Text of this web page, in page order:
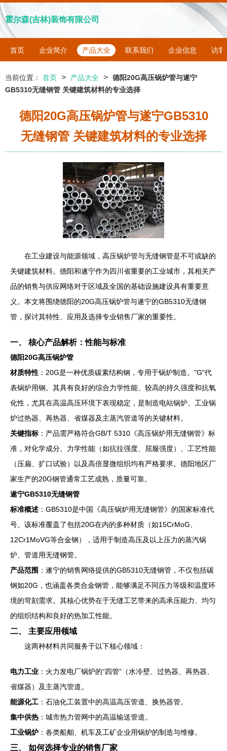
霍尔森(吉林)装饰有限公司
首页 企业简介 产品大全 联系我们 企业信息 访客
当前位置： 首页 > 产品大全 > 德阳20G高压锅炉管与遂宁
GB5310无缝钢管 关键建筑材料的专业选择
德阳20G高压锅炉管与遂宁GB5310
无缝钢管 关键建筑材料的专业选择
在工业建设与能源领域，高压锅炉管与无缝钢管是不可或缺的
关键建筑材料。德阳和遂宁作为四川省重要的工业城市，其相关产
品的销售与供应网络对于区域及全国的基础设施建设具有重要意
义。本文将围绕德阳的20G高压锅炉管与遂宁的GB5310无缝钢
管，探讨其特性、应用及选择专业销售厂家的重要性。
一、 核心产品解析：性能与标准
德阳20G高压锅炉管
材质特性 ：20G是一种优质碳素结构钢，专用于锅炉制造。"G"代
表锅炉用钢。其具有良好的综合力学性能、较高的持久强度和抗氧
化性，尤其在高温高压环境下表现稳定，是制造电站锅炉、工业锅
炉过热器、再热器、省煤器及主蒸汽管道等的关键材料。
关键指标 ：产品需严格符合GB/T 5310《高压锅炉用无缝钢管》标
准，对化学成分、力学性能（如抗拉强度、屈服强度）、工艺性能
（压扁、扩口试验）以及高倍显微组织均有严格要求。德阳地区厂
家生产的20G钢管通常工艺成熟，质量可靠。
遂宁GB5310无缝钢管
标准概述 ：GB5310是中国《高压锅炉用无缝钢管》的国家标准代
号。该标准覆盖了包括20G在内的多种材质（如15CrMoG、
12Cr1MoVG等合金钢），适用于制造高压及以上压力的蒸汽锅
炉、管道用无缝钢管。
产品范围 ：遂宁的销售网络提供的GB5310无缝钢管，不仅包括碳
钢如20G，也涵盖各类合金钢管，能够满足不同压力等级和温度环
境的苛刻需求。其核心优势在于无缝工艺带来的高承压能力、均匀
的组织结构和良好的热加工性能。
二、 主要应用领域
这两种材料共同服务于以下核心领域：
电力工业 ：火力发电厂锅炉的“四管”（水冷壁、过热器、再热器、
省煤器）及主蒸汽管道。
能源化工 ：石油化工装置中的高温高压管道、换热器管。
集中供热 ：城市热力管网中的高温输送管道。
工业锅炉 ：各类船舶、机车及工矿企业用锅炉的制造与维修。
三、 如何选择专业的销售厂家